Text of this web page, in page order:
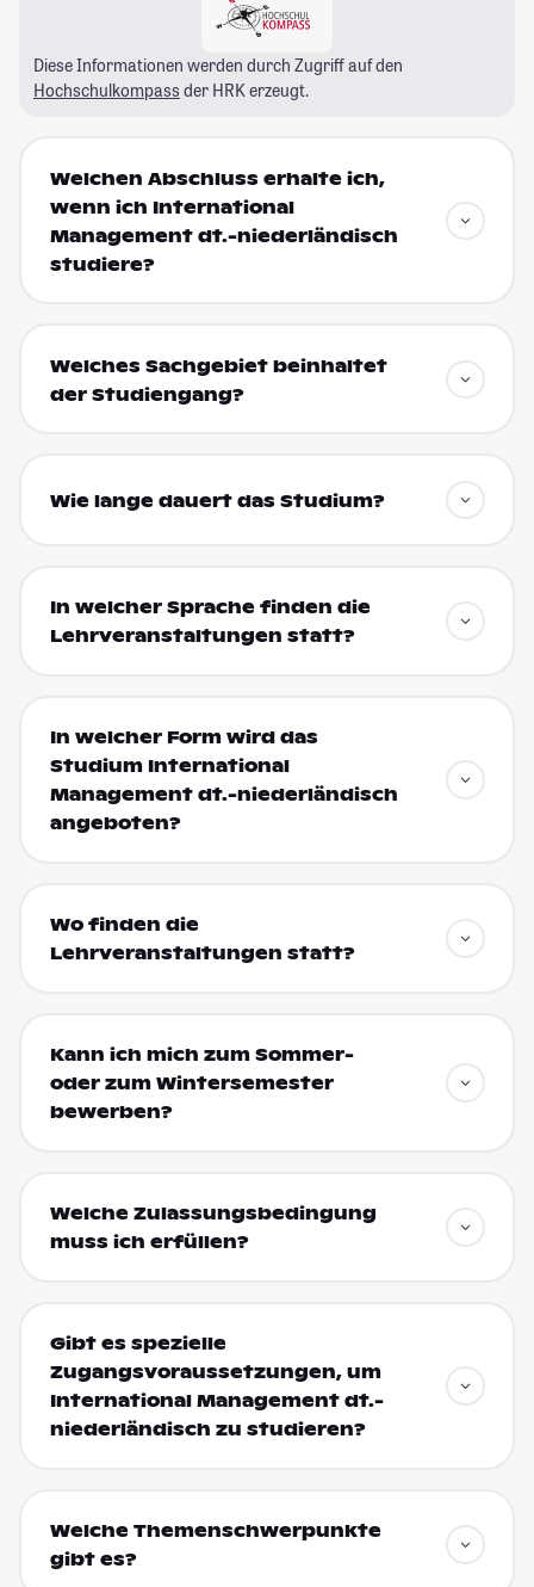
Diese Informationen werden durch Zugriff auf den
Hochschulkompass der HRK erzeugt.
Welchen Abschluss erhalte ich,
wenn ich International
Management dt.-niederländisch
studiere?
Welches Sachgebiet beinhaltet
der Studiengang?
Wie lange dauert das Studium?
In welcher Sprache finden die
Lehrveranstaltungen statt?
In welcher Form wird das
Studium International
Management dt.-niederländisch
angeboten?
Wo finden die
Lehrveranstaltungen statt?
Kann ich mich zum Sommer-
oder zum Wintersemester
bewerben?
Welche Zulassungsbedingung
muss ich erfüllen?
Gibt es spezielle
Zugangsvoraussetzungen, um
International Management dt.-
niederländisch zu studieren?
Welche Themenschwerpunkte
gibt es?